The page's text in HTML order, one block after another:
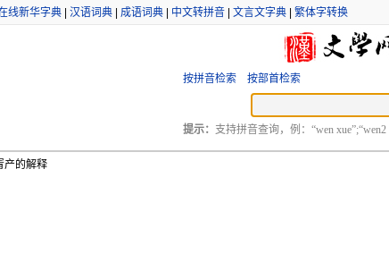
线新华字典| 汉语词典| 成语词典| 中文转拼音| 文言文字典| 繁体字转换
按拼音检索 按部首检索
提示： 支持拼音查询，例：“wen
的解释